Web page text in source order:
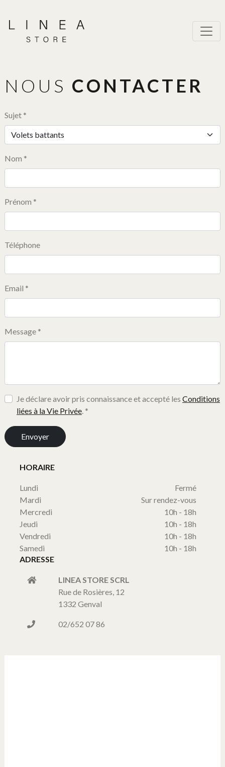
NOUS CONTACTER
Sujet *
Nom *
Prénom *
Téléphone
Email *
Message *
Je déclare avoir pris connaissance et accepté les Conditions
liées à la Vie Privée. *
Envoyer
HORAIRE
Lundi
Fermé
Mardi
Sur rendez-vous
Mercredi
10h - 18h
Jeudi
10h - 18h
Vendredi
10h - 18h
Samedi
10h - 18h
ADRESSE
LINEA STORE SCRL
Rue de Rosières, 12
1332 Genval
02/652 07 86